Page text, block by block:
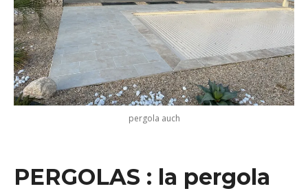
pergola auch
PERGOLAS : la pergola